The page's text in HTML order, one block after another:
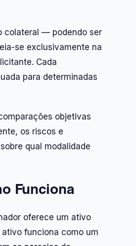
colateral — podendo ser
se exclusivamente na
Cada
para determinadas
objetivas
os riscos e
qual modalidade
Funciona
oferece um ativo
funciona como um